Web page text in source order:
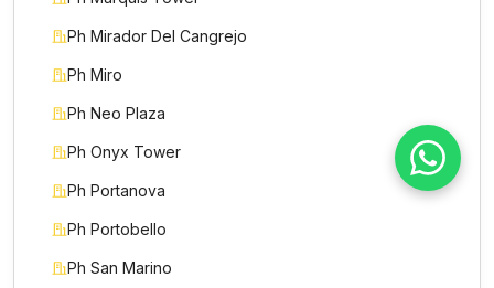
Ph Mirador Del Cangrejo
Ph Miro
Ph Neo Plaza
Ph Onyx Tower
Ph Portanova
Ph Portobello
Ph San Marino